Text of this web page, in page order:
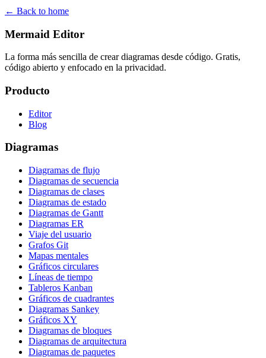
← Back to home
Mermaid Editor
La forma más sencilla de crear diagramas desde código. Gratis,
código abierto y enfocado en la privacidad.
Producto
Editor
Blog
Diagramas
Diagramas de flujo
Diagramas de secuencia
Diagramas de clases
Diagramas de estado
Diagramas de Gantt
Diagramas ER
Viaje del usuario
Grafos Git
Mapas mentales
Gráficos circulares
Líneas de tiempo
Tableros Kanban
Gráficos de cuadrantes
Diagramas Sankey
Gráficos XY
Diagramas de bloques
Diagramas de arquitectura
Diagramas de paquetes